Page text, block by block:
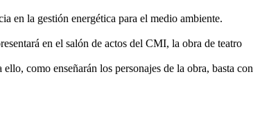
en la gestión energética para el medio ambiente.
en el salón de actos del CMI, la obra de teatro
como enseñarán los personajes de la obra, basta con